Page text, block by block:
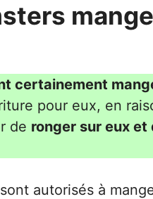
certainement
pour eux, en
de ronger sur eux
autorisés à